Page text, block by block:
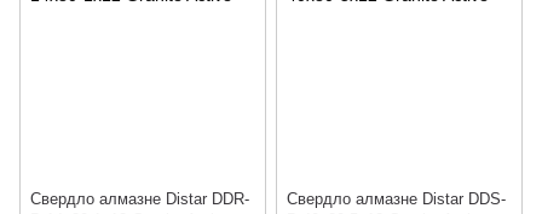
Свердло алмазне Distar DDR-
Свердло алмазне Distar DDS-